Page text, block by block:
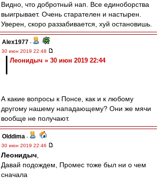
Видно, что добротный нап. Все единоборства
выигрывает. Очень старателен и настырен.
Уверен, скоро раззабивается, хуй остановишь.
Alex1977 -
30 июн 2019 22:48
Леонидыч » 30 июн 2019 22:44
А какие вопросы к Понсе, как и к любому
другому нашему нападающему? Они же мячи
вообще не получают.
Olddima -
30 июн 2019 22:46
Леонидыч
Давай подождем, Промес тоже был ни о чем
сначала